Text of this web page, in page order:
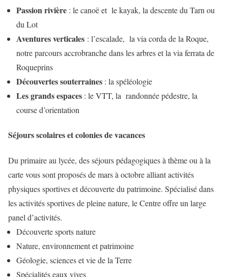
Passion rivière : le canoë et le kayak, la descente du Tarn ou
du Lot
Aventures verticales : l’escalade, la via corda de la Roque,
notre parcours accrobranche dans les arbres et la via ferrata de
Roqueprins
Découvertes souterraines : la spéléologie
Les grands espaces : le VTT, la randonnée pédestre, la
course d’orientation
Séjours scolaires et colonies de vacances
Du primaire au lycée, des séjours pédagogiques à thème ou à la
carte vous sont proposés de mars à octobre alliant activités
physiques sportives et découverte du patrimoine. Spécialisé dans
les activités sportives de pleine nature, le Centre offre un large
panel d’activités.
Découverte sports nature
Nature, environnement et patrimoine
Géologie, sciences et vie de la Terre
Spécialités eaux vives